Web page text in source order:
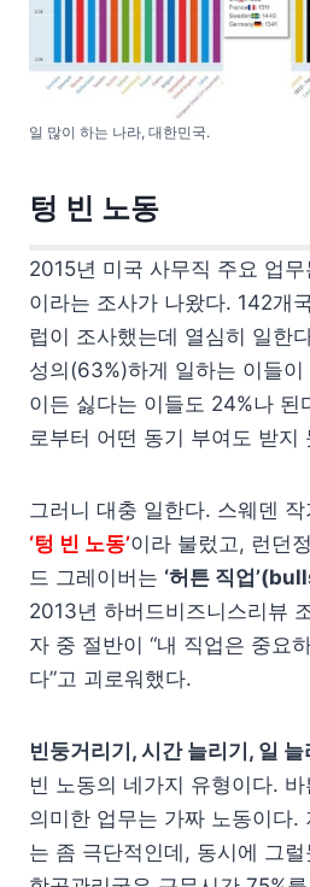
일 많이 하는 나라, 대한민국.
텅 빈 노동
2015년 미국 사무직 주요 업
이라는 조사가 나왔다. 142개
럽이 조사했는데 열심히 일한
성의(63%)하게 일하는 이들
이든 싫다는 이들도 24%나 된
로부터 어떤 동기 부여도 받지
그러니 대충 일한다. 스웨덴
‘텅 빈 노동’이라 불렀고, 런던
드 그레이버는 ‘허튼 직업
2013년 하버드비즈니스리뷰
자 중 절반이 “내 직업은 중요
다”고 괴로워했다.
빈둥거리기, 시간 늘리기, 일
빈 노동의 네가지 유형이다.
의미한 업무는 가짜 노동이다.
는 좀 극단적인데, 동시에 그